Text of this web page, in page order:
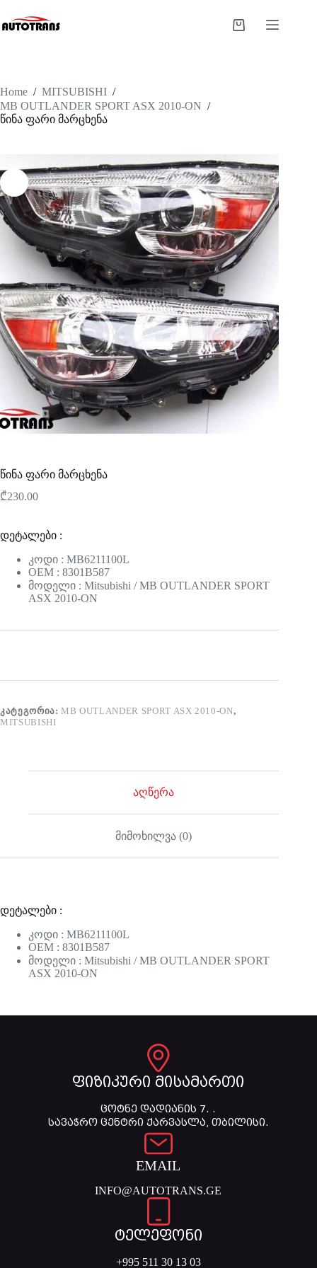
Home / MITSUBISHI /
MB OUTLANDER SPORT ASX 2010-ON /
წინა ფარი მარცხენა
წინა ფარი მარცხენა
₾230.00
დეტალები :
კოდი : MB6211100L
OEM : 8301B587
მოდელი : Mitsubishi / MB OUTLANDER SPORT
ASX 2010-ON
ᲙᲐᲢᲔᲒᲝᲠᲘᲐ:MB OUTLANDER SPORT ASX 2010-ON,
MITSUBISHI
აღწერა
მიმოხილვა (0)
დეტალები :
კოდი : MB6211100L
OEM : 8301B587
მოდელი : Mitsubishi / MB OUTLANDER SPORT
ASX 2010-ON
ფიზიკური მისამართი
ცოტნე დადიანის 7. .
სავაჭრო ცენტრი ქარვასლა, თბილისი.
EMAIL
INFO@AUTOTRANS.GE
ტელეფონი
+995 511 30 13 03